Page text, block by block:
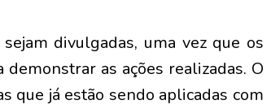
divulgadas, uma vez que os
as ações realizadas. O
que já estão sendo aplicadas com